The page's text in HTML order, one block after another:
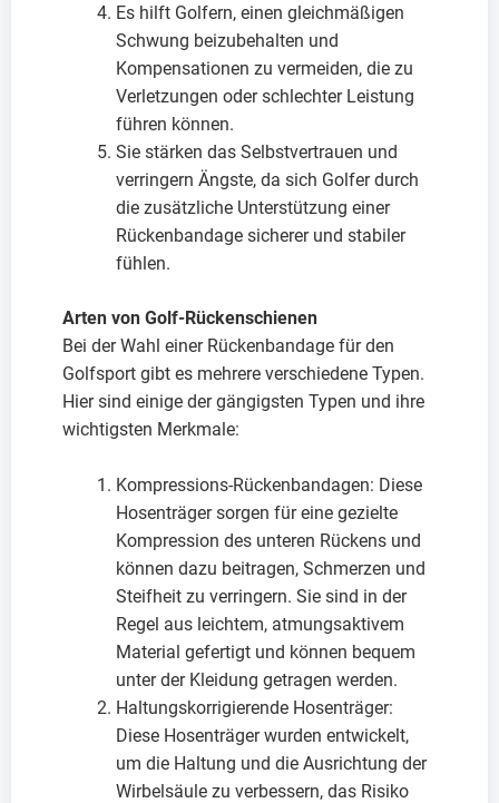
Es hilft Golfern, einen gleichmäßigen
Schwung beizubehalten und
Kompensationen zu vermeiden, die zu
Verletzungen oder schlechter Leistung
führen können.
Sie stärken das Selbstvertrauen und
verringern Ängste, da sich Golfer durch
die zusätzliche Unterstützung einer
Rückenbandage sicherer und stabiler
fühlen.
Arten von Golf-Rückenschienen
Bei der Wahl einer Rückenbandage für den
Golfsport gibt es mehrere verschiedene Typen.
Hier sind einige der gängigsten Typen und ihre
wichtigsten Merkmale:
Kompressions-Rückenbandagen: Diese
Hosenträger sorgen für eine gezielte
Kompression des unteren Rückens und
können dazu beitragen, Schmerzen und
Steifheit zu verringern. Sie sind in der
Regel aus leichtem, atmungsaktivem
Material gefertigt und können bequem
unter der Kleidung getragen werden.
Haltungskorrigierende Hosenträger:
Diese Hosenträger wurden entwickelt,
um die Haltung und die Ausrichtung der
Wirbelsäule zu verbessern, das Risiko